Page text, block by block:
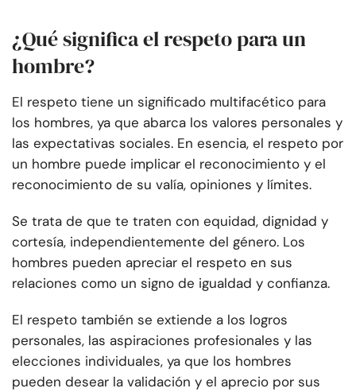
¿Qué significa el respeto para un
hombre?
El respeto tiene un significado multifacético para
los hombres, ya que abarca los valores personales y
las expectativas sociales. En esencia, el respeto por
un hombre puede implicar el reconocimiento y el
reconocimiento de su valía, opiniones y límites.
Se trata de que te traten con equidad, dignidad y
cortesía, independientemente del género. Los
hombres pueden apreciar el respeto en sus
relaciones como un signo de igualdad y confianza.
El respeto también se extiende a los logros
personales, las aspiraciones profesionales y las
elecciones individuales, ya que los hombres
pueden desear la validación y el aprecio por sus